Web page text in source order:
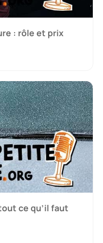
: rôle et prix
ce qu’il faut